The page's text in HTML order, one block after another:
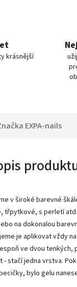
krásnější
EXPA-nails
v široké barevné
třpytkové, s perletí
na dokonalou
je aplikovat vždy
ve dvou tenkých,
- stačí jedna vrstva.
bylo gelu